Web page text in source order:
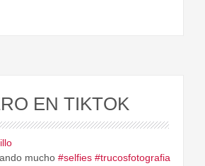
EN TIKTOK
mucho #selfies #trucosfotografia